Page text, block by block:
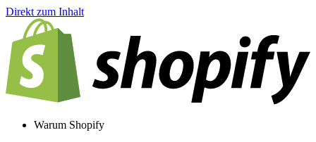
Direkt zum Inhalt
Warum Shopify